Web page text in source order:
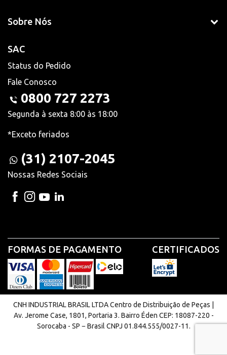
Sobre Nós
SAC
Status do Pedido
Fale Conosco
0800 727 2273
Segunda à sexta 8:00 às 18:00
*Exceto feriados
(31) 2107-2045
Nossas Redes Sociais
FORMAS DE PAGAMENTO CERTIFICADOS
CNH INDUSTRIAL BRASIL LTDA Centro de Distribuição de Peças |
Av. Jerome Case, 1801, Portaria 3. Bairro Éden CEP: 18087-220 -
Sorocaba - SP − Brasil CNPJ 01.844.555/0027-11.